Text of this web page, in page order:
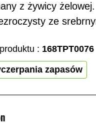
z żywicy żelowej.
ze
: 168TPT0076
zapasów